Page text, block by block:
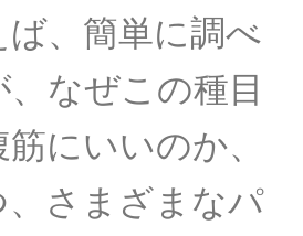
ば、簡単に調べ
なぜこの種目
にいいのか、
、さまざまなパ